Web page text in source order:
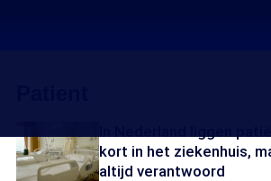
kort in het ziekenhuis,
altijd verantwoord